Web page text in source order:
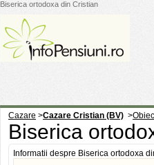
Biserica ortodoxa din Cristian
Cazare >Cazare Cristian (BV) >
Biserica
Informatii despre Biserica ortodoxa